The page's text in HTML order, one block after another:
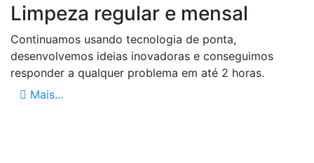
Limpeza regular e mensal
Continuamos usando tecnologia de ponta,
desenvolvemos ideias inovadoras e conseguimos
responder a qualquer problema em até 2 horas.
Mais...